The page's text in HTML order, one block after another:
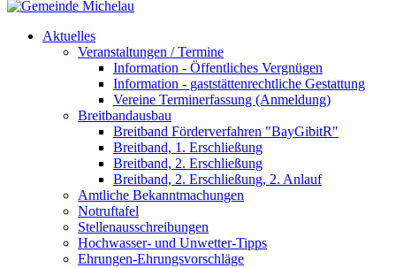
Aktuelles
Veranstaltungen / Termine
Information - Öffentliches Vergnügen
Information - gaststättenrechtliche Gestattung
Vereine Terminerfassung (Anmeldung)
Breitbandausbau
Breitband Förderverfahren "BayGibitR"
Breitband, 1. Erschließung
Breitband, 2. Erschließung
Breitband, 2. Erschließung, 2. Anlauf
Amtliche Bekanntmachungen
Notruftafel
Stellenausschreibungen
Hochwasser- und Unwetter-Tipps
Ehrungen-Ehrungsvorschläge